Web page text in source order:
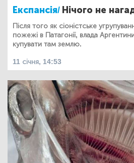
Експансія/ Нічого не
Після того як сіоністське
пожежі в Патагонії, влада
купувати там землю.
11 січня, 14:53